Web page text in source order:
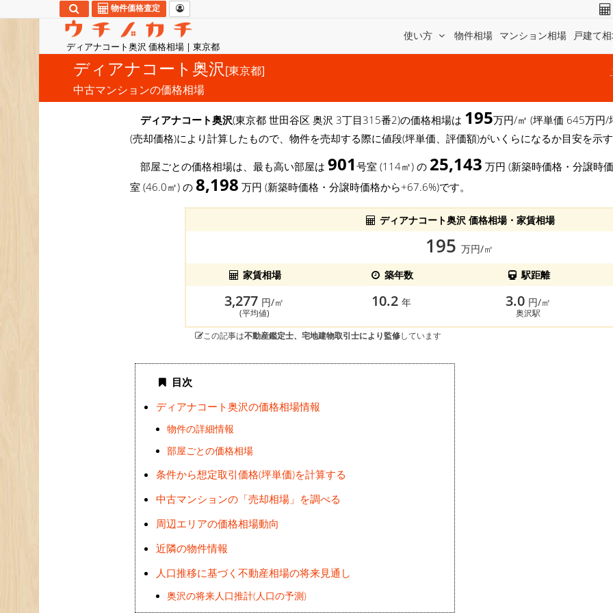
ディアナコート奥沢 価格相場 | 東京都
使い方 物件相場 マンション相場 戸建て
物件価格査定
ディアナコート奥沢[東京都]
中古マンションの価格相場
ディアナコート奥沢(東京都 世田谷区 奥沢 3丁目315番2)の価格相場は 195万円/㎡ (坪単価 645万円/
(売却価格)により計算したもので、物件を売却する際に値段(坪単価、評価額)がいくらになるか目安を示
部屋ごとの価格相場は、最も高い部屋は 901 号室 (114㎡) の 25,143 万円 (新築時価格・分譲時
室 (46.0㎡) の 8,198 万円 (新築時価格・分譲時価格から+67.6%)です。
ディアナコート奥沢 価格相場・家賃相場
195万円/㎡
家賃相場
築年数 駅距離
3,277 円/㎡
(平均値)
10.2 年 3.0 円/㎡
奥沢駅
この記事は不動産鑑定士、宅地建物取引士により監修しています
目次
ディアナコート奥沢の価格相場情報
物件の詳細情報
部屋ごとの価格相場
条件から想定取引価格(坪単価)を計算する
中古マンションの「売却相場」を調べる
周辺エリアの価格相場動向
近隣の物件情報
人口推移に基づく不動産相場の将来見通し
奥沢の将来人口推計(人口の予測)